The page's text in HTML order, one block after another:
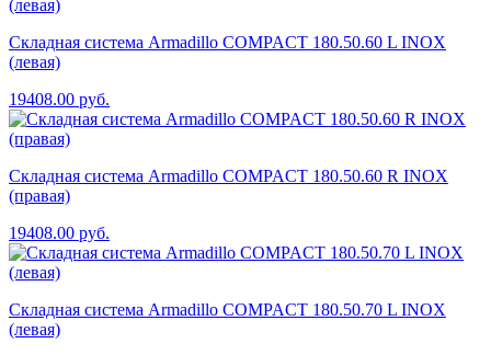
Складная система Armadillo COMPACT 180.50.60 L INOX
(левая)
19408.00 руб.
Складная система Armadillo COMPACT 180.50.60 R INOX
(правая)
19408.00 руб.
Складная система Armadillo COMPACT 180.50.70 L INOX
(левая)